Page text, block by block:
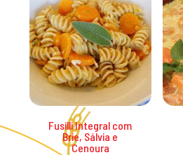
Fusilli Integral com
Brie, Sálvia e
Cenoura